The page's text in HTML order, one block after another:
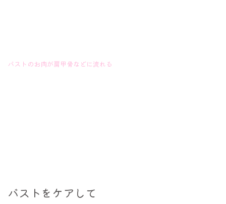
バストのお肉が肩甲骨などに流れる
バストをケアして